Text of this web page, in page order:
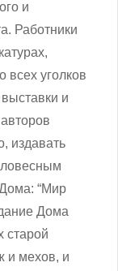
и
Работники
всех уголков
и
издавать
“Мир
Дома
старой
и мехов, и